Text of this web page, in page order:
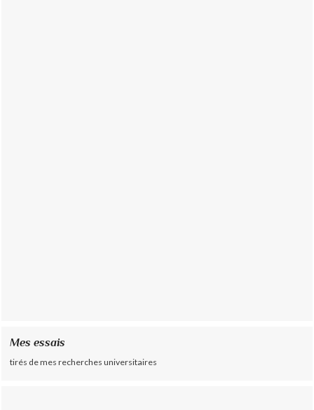
Mes essais
tirés de mes recherches universitaires